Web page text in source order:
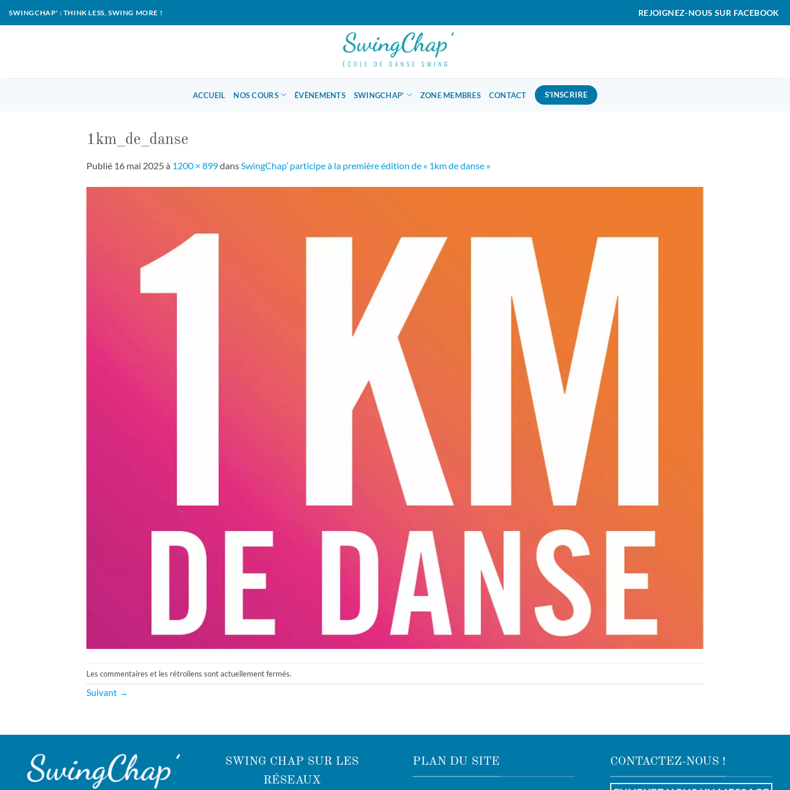
SWINGCHAP' : THINK LESS, SWING MORE ! REJOIGNEZ-NOUS SUR FACEBOOK
ACCUEIL NOS COURS ÉVÈNEMENTS SWINGCHAP’ ZONE MEMBRES CONTACT S'INSCRIRE
1km_de_danse
Publié 16 mai 2025à 1200 × 899dans SwingChap’ participe à la première édition de « 1km de danse »
Les commentaires et les rétroliens sont actuellement fermés.
Suivant →
SWING CHAP SUR LES
RÉSEAUX
PLAN DU SITE CONTACTEZ-NOUS !